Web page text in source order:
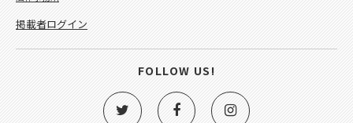
掲載者ログイン
FOLLOW US!